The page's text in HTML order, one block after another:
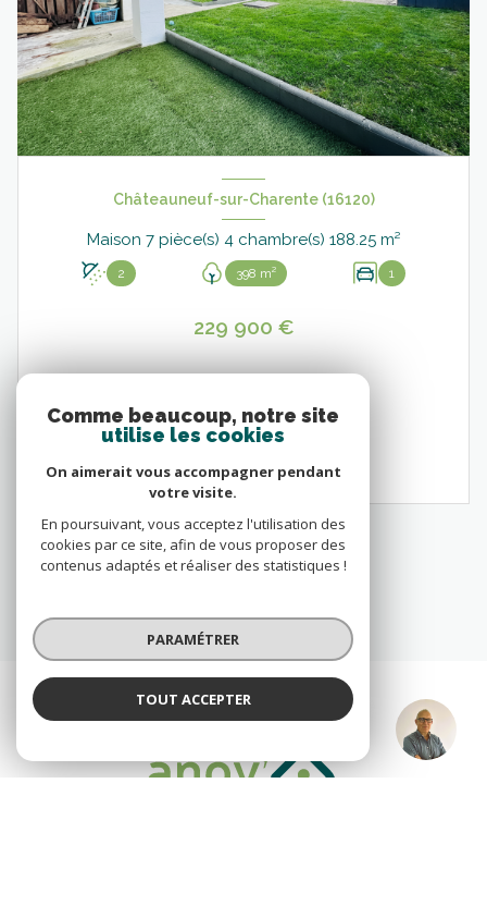
Vandestick
Châteauneuf-sur-Charente (16120)
Maison 7 pièce(s) 4 chambre(s) 188.25 m²
2 398 m² 1
229 900 €
VOIR LE BIEN
Comme beaucoup, notre site
utilise les cookies
On aimerait vous accompagner pendant
votre visite.
En poursuivant, vous acceptez l'utilisation des
cookies par ce site, afin de vous proposer des
contenus adaptés et réaliser des statistiques !
PARAMÉTRER
TOUT ACCEPTER